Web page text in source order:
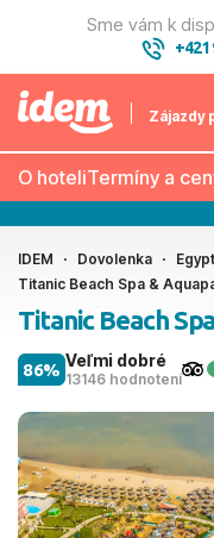
Sme vám k
+421
Zájazdy
O hoteliTermíny a
IDEM Dovolenka Egypt
Titanic Beach Spa &
Titanic Beach
Veľmi dobré
13146 hodnotení
86%